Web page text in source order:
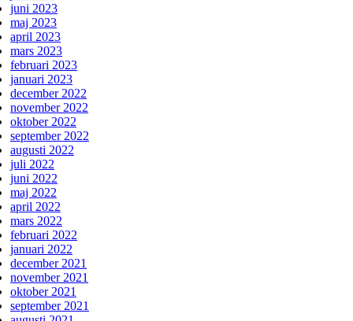
juni 2023
maj 2023
april 2023
mars 2023
februari 2023
januari 2023
december 2022
november 2022
oktober 2022
september 2022
augusti 2022
juli 2022
juni 2022
maj 2022
april 2022
mars 2022
februari 2022
januari 2022
december 2021
november 2021
oktober 2021
september 2021